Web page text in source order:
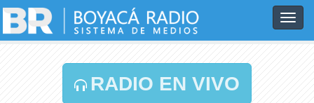
RADIO EN VIVO